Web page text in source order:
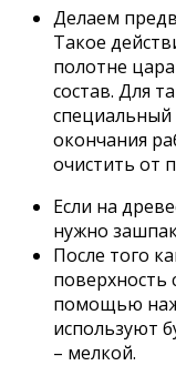
Делаем
Такое
полотне
состав. Для
окончания
очистить от
Если на
нужно
После того
помощью
используют
– мелкой.